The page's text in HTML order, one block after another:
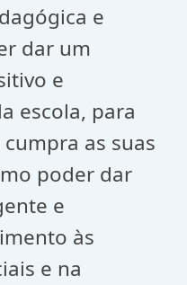
e
dar um
e
escola, para
as suas
poder dar
e
às
e na